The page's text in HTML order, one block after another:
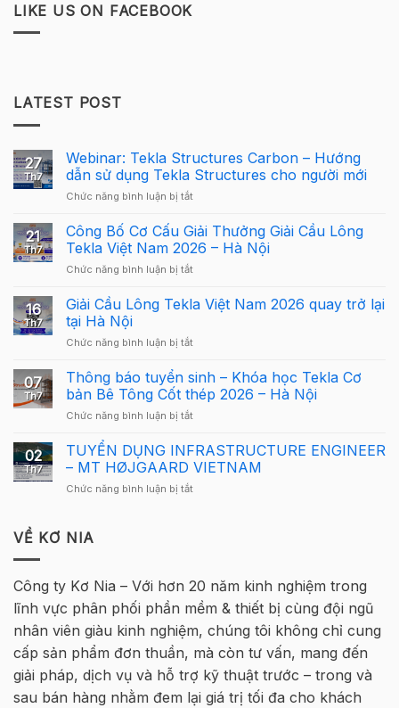
LIKE US ON FACEBOOK
LATEST POST
27
Th7
Webinar: Tekla Structures Carbon – Hướng
dẫn sử dụng Tekla Structures cho người mới
Chức năng bình luận bị tắtở
Tekla
Structures
Carbon
–
dẫn
Tekla
cho
người
21
Th7
Công Bố Cơ Cấu Giải Thưởng Giải Cầu Lông
Tekla Việt Nam 2026 – Hà Nội
Chức năng bình luận bị tắtở
Bố
Cơ
Giải
Giải
Cầu
Lông
Tekla
Nam
2026
Hà
16
Th7
Giải Cầu Lông Tekla Việt Nam 2026 quay trở lại
tại Hà Nội
Chức năng bình luận bị tắtở
Cầu
Lông
Tekla
Việt
2026
quay
lại
07
Th7
Thông báo tuyển sinh – Khóa học Tekla Cơ
bản Bê Tông Cốt thép 2026 – Hà Nội
Chức năng bình luận bị tắtở
báo
tuyển
sinh
–
Bê
Cốt
thép
2026
–
Hà
Nội
02
Th7
TUYỂN DỤNG INFRASTRUCTURE ENGINEER
– MT HØJGAARD VIETNAM
Chức năng bình luận bị tắtở
MT
HØJGAARD
VIETNAM
VỀ KƠ NIA
Công ty Kơ Nia – Với hơn 20 năm kinh nghiệm trong
lĩnh vực phân phối phần mềm & thiết bị cùng đội ngũ
nhân viên giàu kinh nghiệm, chúng tôi không chỉ cung
cấp sản phẩm đơn thuần, mà còn tư vấn, mang đến
giải pháp, dịch vụ và hỗ trợ kỹ thuật trước – trong và
sau bán hàng nhằm đem lại giá trị tối đa cho khách